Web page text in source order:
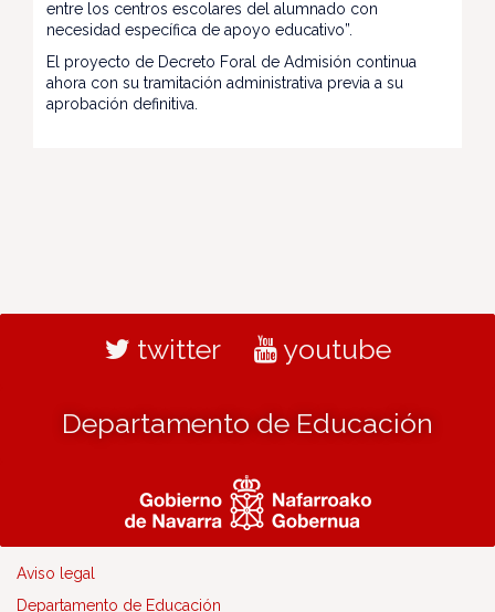
entre los centros escolares del alumnado con
necesidad específica de apoyo educativo”.
El proyecto de Decreto Foral de Admisión continua
ahora con su tramitación administrativa previa a su
aprobación definitiva.
twitter youtube
Departamento de Educación
Aviso legal
Departamento de Educación